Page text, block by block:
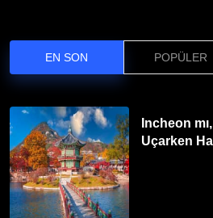
EN SON POPÜLER
Incheon
Uçarken